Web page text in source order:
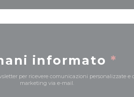
informato *
per ricevere comunicazioni personalizzate e
marketing via e-mail.